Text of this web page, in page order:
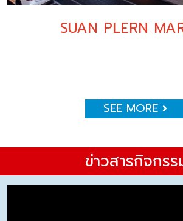
SUAN PLERN
SEE MORE
ข่าวสารกิจกร